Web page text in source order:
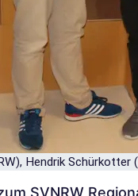
Hendrik Schürkotter
SVNRW